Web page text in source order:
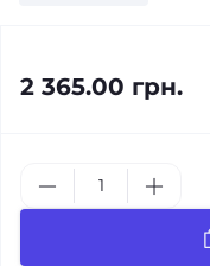
2 365.00 грн.